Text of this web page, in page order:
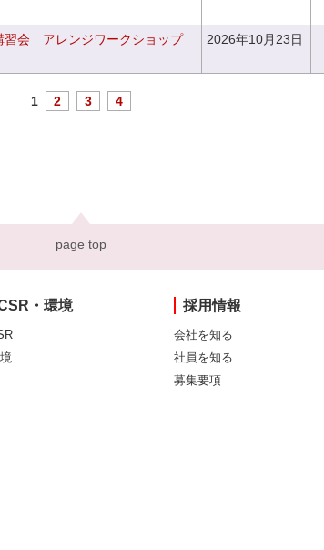
習会 アレンジワークショップ
2026年10月23日
1 2 3 4
page top
・環境 採用情報
会社を知る
社員を知る
募集要項